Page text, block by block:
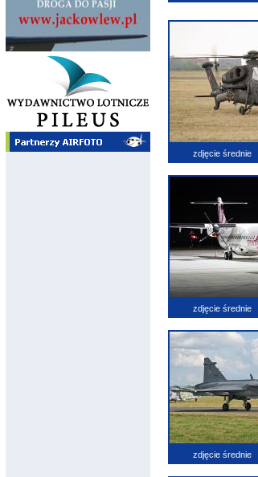
zdjęcie średnie
zdjęcie średnie
zdjęcie średnie